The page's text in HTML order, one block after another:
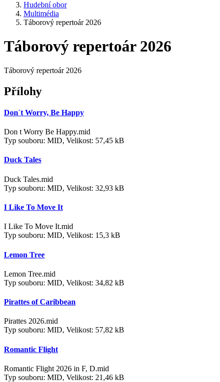
Hudební obor
Multimédia
Táborový repertoár 2026
Táborový repertoár 2026
Táborový repertoár 2026
Přílohy
Don´t Worry, Be Happy
Don t Worry Be Happy.mid
Typ souboru: MID, Velikost: 57,45 kB
Duck Tales
Duck Tales.mid
Typ souboru: MID, Velikost: 32,93 kB
I Like To Move It
I Like To Move It.mid
Typ souboru: MID, Velikost: 15,3 kB
Lemon Tree
Lemon Tree.mid
Typ souboru: MID, Velikost: 34,82 kB
Pirattes of Caribbean
Pirattes 2026.mid
Typ souboru: MID, Velikost: 57,82 kB
Romantic Flight
Romantic Flight 2026 in F, D.mid
Typ souboru: MID, Velikost: 21,46 kB